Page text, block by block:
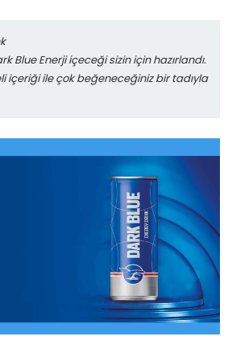
Blue Enerji içeceği sizin için hazırlandı.
içeriği ile çok beğeneceğiniz bir tadıyla